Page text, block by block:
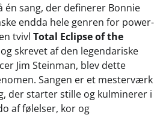
én sang, der definerer Bonnie
endda hele genren for power-
tvivl Total Eclipse of the
skrevet af den legendariske
Jim Steinman, blev dette
Sangen er et mesterværk
der starter stille og kulminerer i
af følelser, kor og